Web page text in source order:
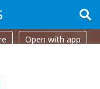
Open with app